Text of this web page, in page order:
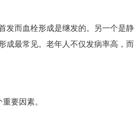
而血栓形成是继发的。另一个是
最常见。老年人不仅发病率高，
要因素。